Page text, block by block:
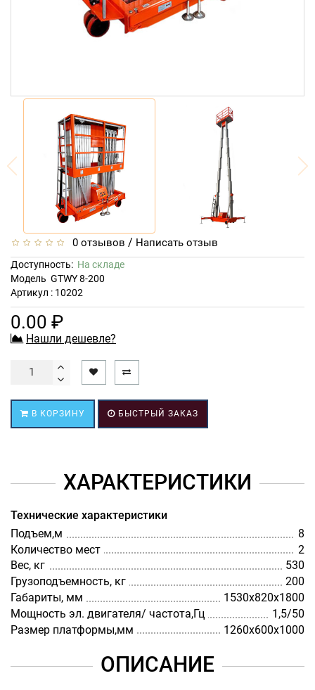
0 отзывов / Написать отзыв
Доступность: На складе
Модель GTWY 8-200
Артикул : 10202
0.00 ₽
Нашли дешевле?
В КОРЗИНУ БЫСТРЫЙ ЗАКАЗ
ХАРАКТЕРИСТИКИ
Технические характеристики
Подъем,м
8
Количество мест
2
Вес, кг
530
Грузоподъемность, кг
200
Габариты, мм
1530х820х1800
Мощность эл. двигателя/ частота,Гц
1,5/50
Размер платформы,мм
1260х600х1000
ОПИСАНИЕ